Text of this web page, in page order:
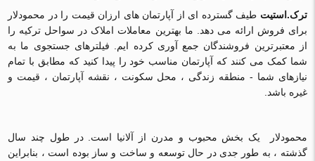
ترک.استیت طیف گسترده ای از آپارتمان های ارزان قیمت را در محمودلار
برای فروش ارائه می دهد. ما بهترین معاملات املاک در سواحل ترکیه را
از معتبرترین فروشندگان جمع آوری کرده ایم. فیلترهای جستجوی ما به
شما کمک می کنند که آپارتمان مناسب خود را پیدا کنید که مطابق با تمام
نیازهای شما - منطقه زندگی ، محل سکونت ، نقشه آپارتمان ، قیمت و
غیره باشد.
محمودلار یک بخش محبوب و مدرن از آلانیا است. در طول چند سال
گذشته ، به طور جدی در حال توسعه و ساخت و ساز بوده است ، بنابراین